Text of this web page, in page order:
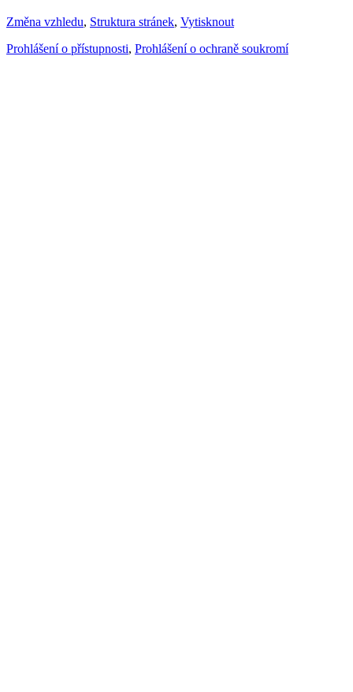
Změna vzhledu, Struktura stránek, Vytisknout
Prohlášení o přístupnosti, Prohlášení o ochraně soukromí